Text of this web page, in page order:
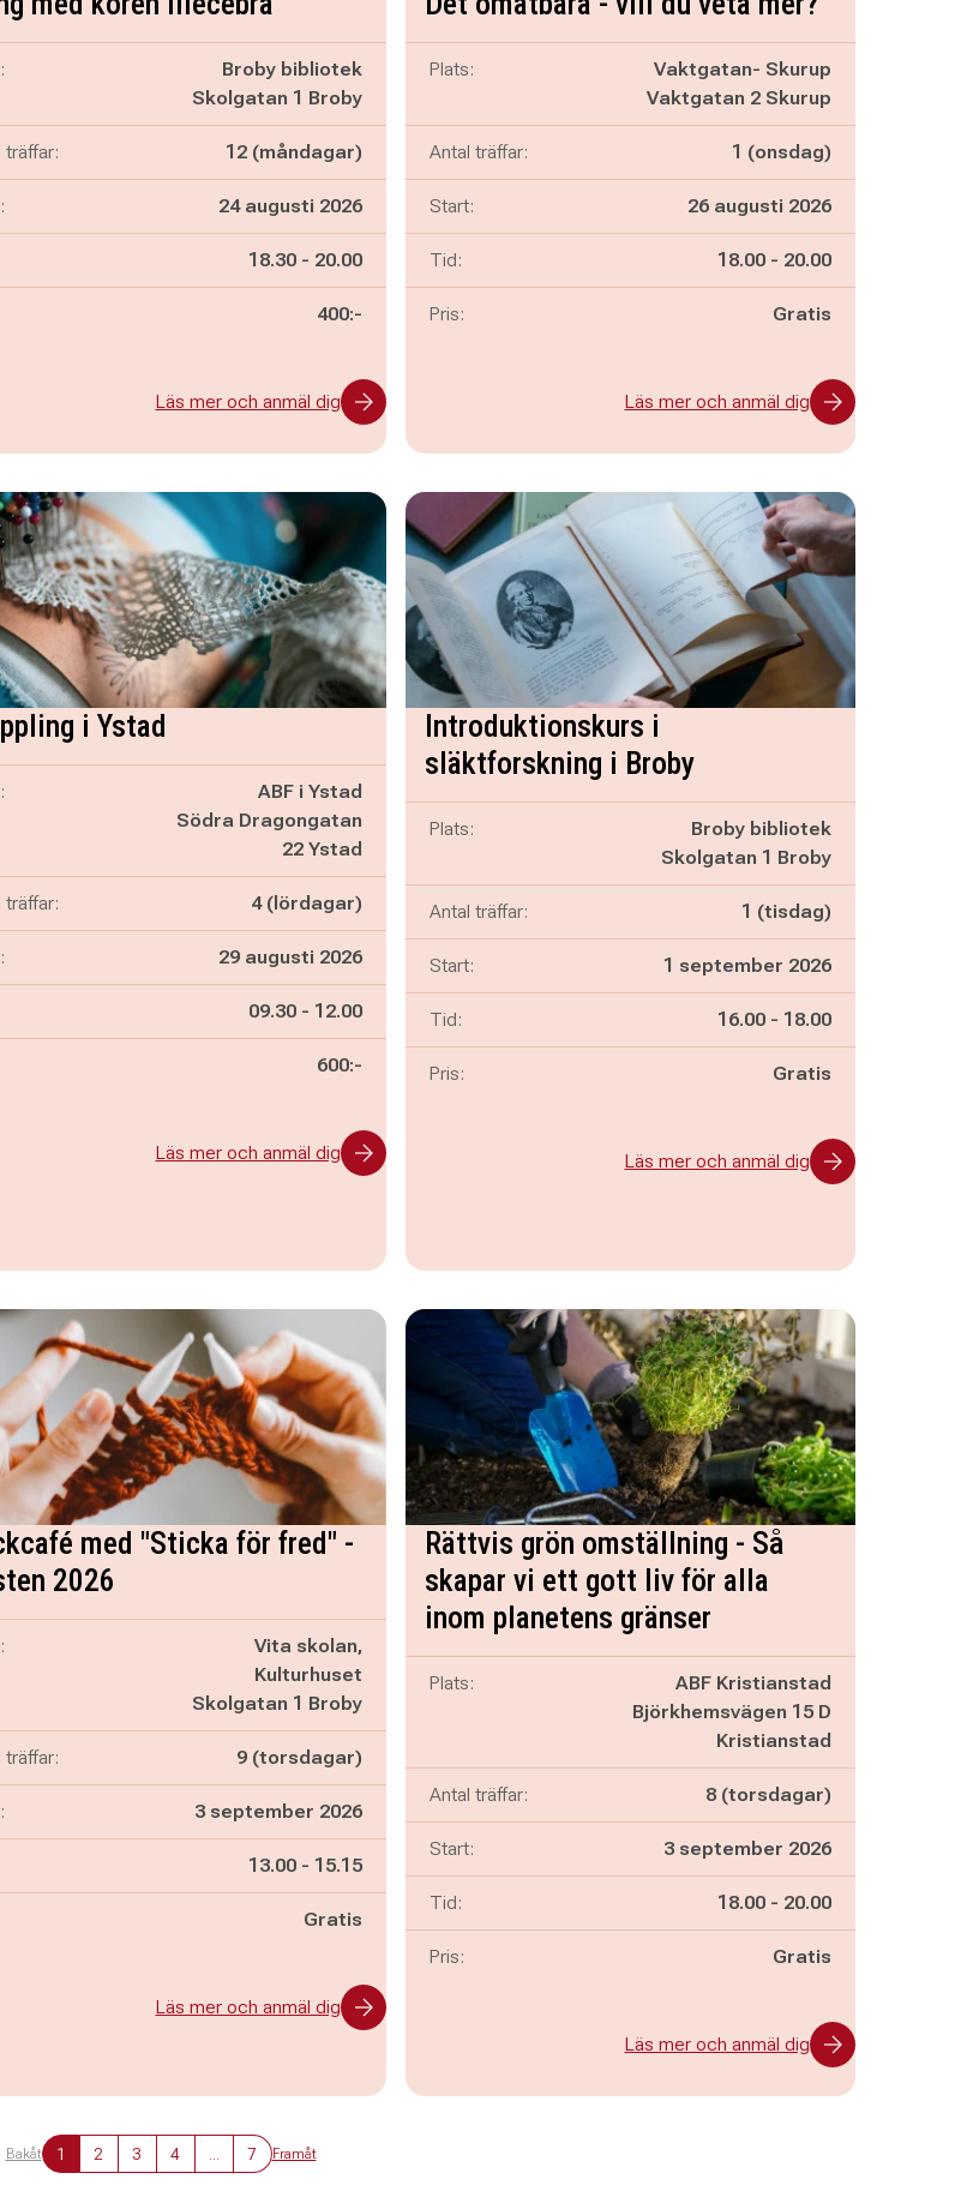
Broby bibliotek
Skolgatan 1 Broby
träffar: 12 (måndagar)
24 augusti 2026
Pågår mellan
18.30 - och
20.00
400:-
Läs mer och anmäl dig
Plats:
Vaktgatan- Skurup
Vaktgatan 2 Skurup
Antal träffar: 1 (onsdag)
Start: 26 augusti 2026
Tid: Pågår mellan
18.00 - och
20.00
Pris: Gratis
Läs mer och anmäl dig
i Ystad
ABF i Ystad
Södra Dragongatan
22 Ystad
träffar: 4 (lördagar)
29 augusti 2026
Pågår mellan
09.30 - och
12.00
600:-
Läs mer och anmäl dig
Introduktionskurs i
släktforskning i Broby
Plats:
Broby bibliotek
Skolgatan 1 Broby
Antal träffar: 1 (tisdag)
Start: 1 september 2026
Tid: Pågår mellan
16.00 - och
18.00
Pris: Gratis
Läs mer och anmäl dig
med "Sticka för fred" -
2026
Vita skolan,
Kulturhuset
Skolgatan 1 Broby
träffar: 9 (torsdagar)
3 september 2026
Pågår mellan
13.00 - och
15.15
Gratis
Läs mer och anmäl dig
Rättvis grön omställning - Så
skapar vi ett gott liv för alla
inom planetens gränser
Plats:
ABF Kristianstad
Björkhemsvägen 15 D
Kristianstad
Antal träffar: 8 (torsdagar)
Start: 3 september 2026
Tid: Pågår mellan
18.00 - och
20.00
Pris: Gratis
Läs mer och anmäl dig
Bakåt 1 2 3 4 7 Framåt